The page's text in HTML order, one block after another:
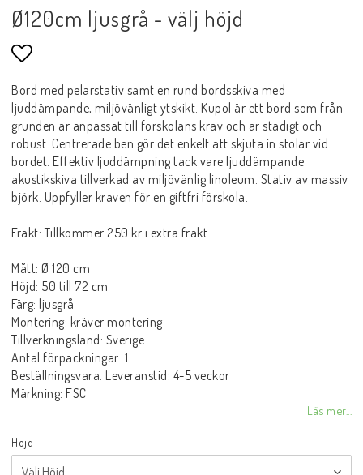
Ø120cm ljusgrå - välj höjd
Lägg till i favoritlistan
Bord med pelarstativ samt en rund bordsskiva med
ljuddämpande, miljövänligt ytskikt. Kupol är ett bord som från
grunden är anpassat till förskolans krav och är stadigt och
robust. Centrerade ben gör det enkelt att skjuta in stolar vid
bordet. Effektiv ljuddämpning tack vare ljuddämpande
akustikskiva tillverkad av miljövänlig linoleum. Stativ av massiv
björk. Uppfyller kraven för en giftfri förskola.
Frakt: Tillkommer 250 kr i extra frakt
Mått: Ø 120 cm
Höjd: 50 till 72 cm
Färg: ljusgrå
Montering: kräver montering
Tillverkningsland: Sverige
Antal förpackningar: 1
Beställningsvara. Leveranstid: 4-5 veckor
Märkning: FSC
Läs mer...
Höjd